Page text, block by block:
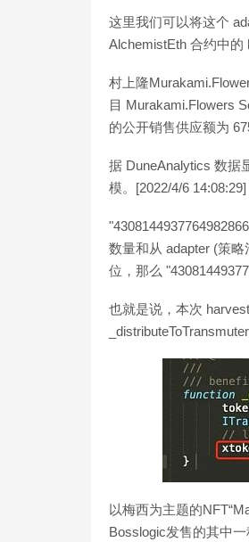
这里我们可以将这个
AlchemistEth 合约中的
村上隆
目 Murakami.Flowers
的公开销售供应额为
据 DuneAnalytics 数据
模。[2022/4/6 14:08:29]
数量和从 adapter (策
位，那么
也就是说，本次
以梅西为主题的
Bosslogic发售的其中